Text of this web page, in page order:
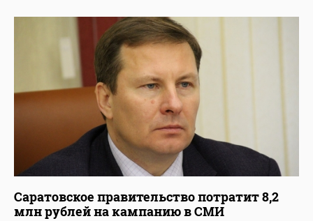
Саратовское правительство потратит 8,2
млн рублей на кампанию в СМИ